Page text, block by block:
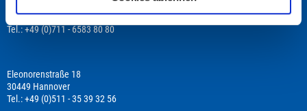
70197 Stuttgart
Tel.: +49 (0)711 - 6583 80 80
Eleonorenstraße 18
30449 Hannover
Tel.: +49 (0)511 - 35 39 32 56